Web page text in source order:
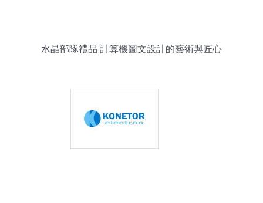
水晶部隊禮品 計算機圖文設計的藝術與匠心